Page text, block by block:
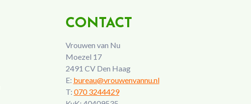
CONTACT
Vrouwen van Nu
Moezel 17
2491 CV Den Haag
E: bureau@vrouwenvannu.nl
T: 070 3244429